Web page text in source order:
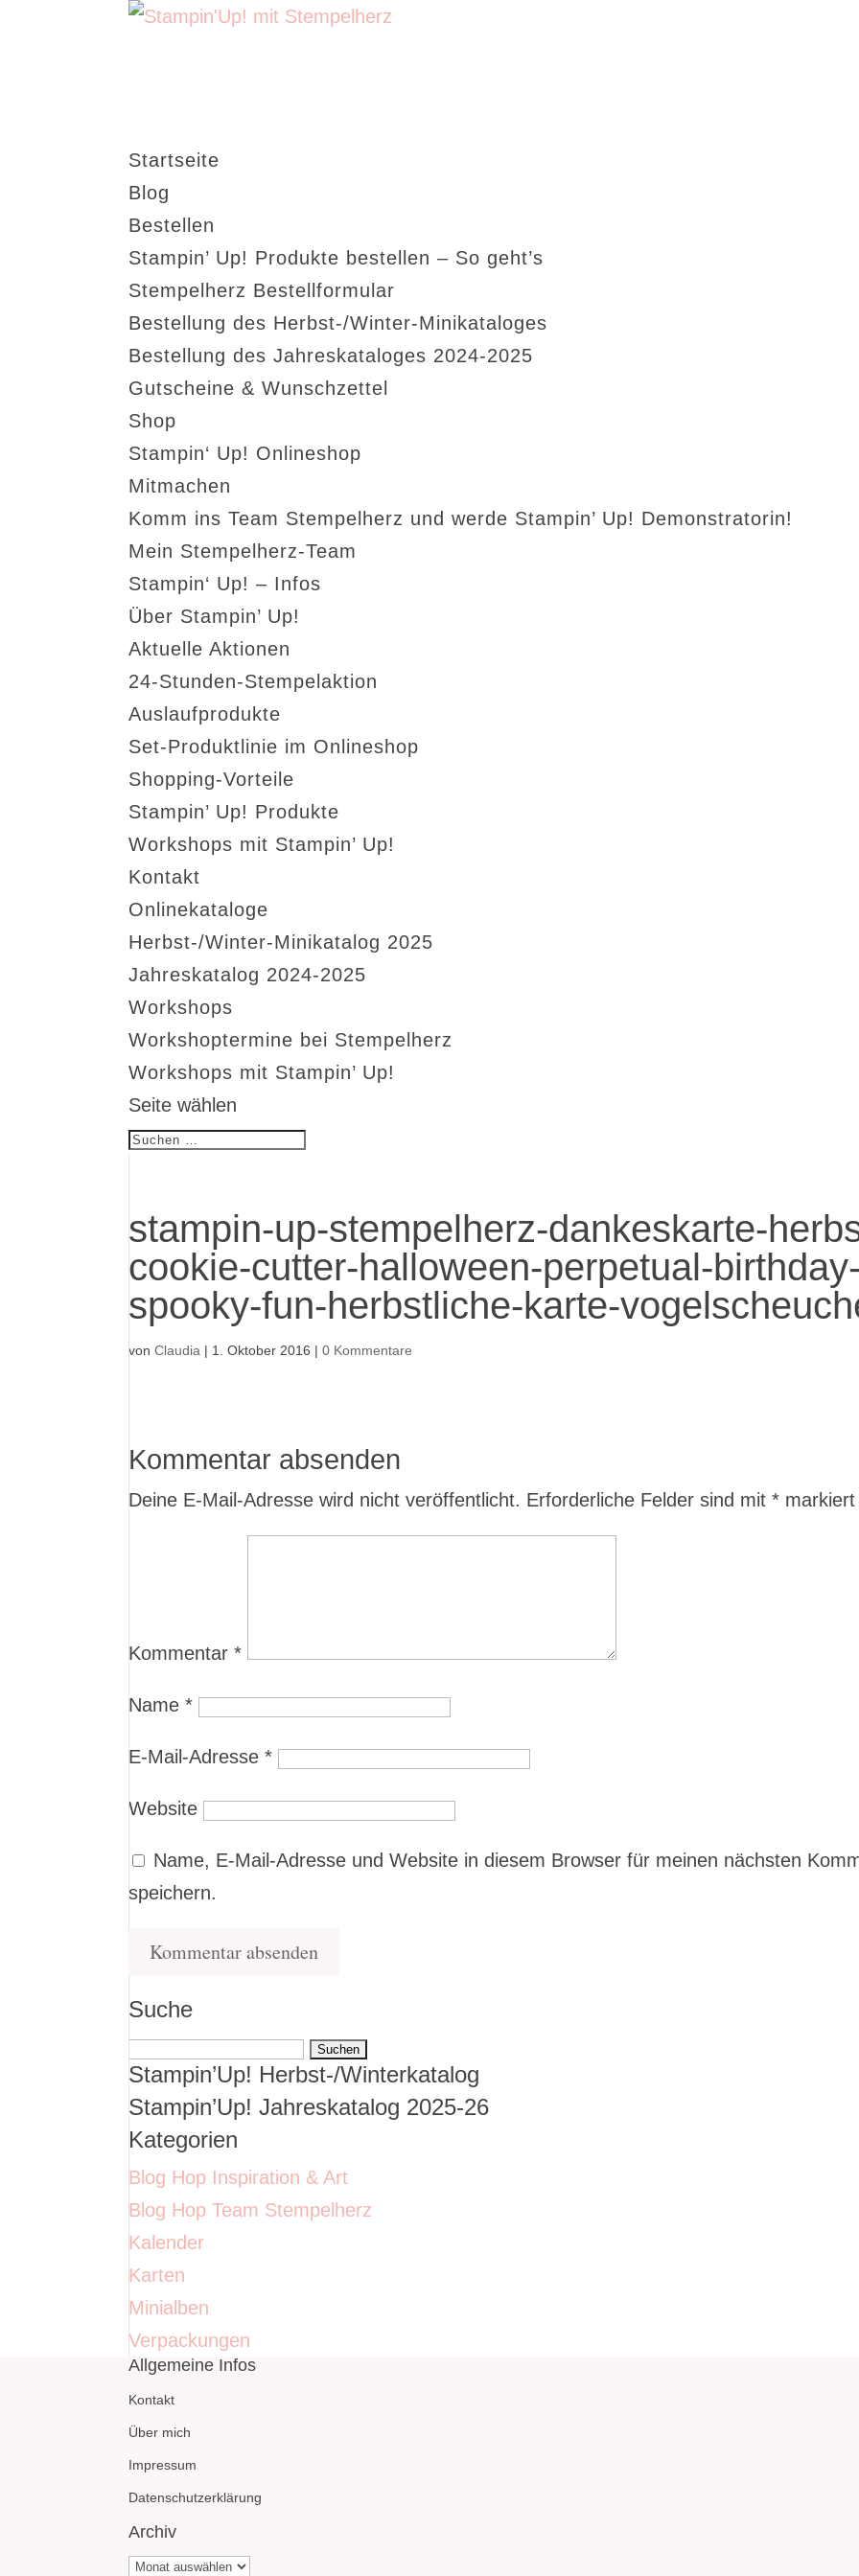
Startseite
Blog
Bestellen
Stampin’ Up! Produkte bestellen – So geht’s
Stempelherz Bestellformular
Bestellung des Herbst-/Winter-Minikataloges
Bestellung des Jahreskataloges 2024-2025
Gutscheine & Wunschzettel
Shop
Stampin‘ Up! Onlineshop
Mitmachen
Komm ins Team Stempelherz und werde Stampin’ Up! Demonstratorin!
Mein Stempelherz-Team
Stampin‘ Up! – Infos
Über Stampin’ Up!
Aktuelle Aktionen
24-Stunden-Stempelaktion
Auslaufprodukte
Set-Produktlinie im Onlineshop
Shopping-Vorteile
Stampin’ Up! Produkte
Workshops mit Stampin’ Up!
Kontakt
Onlinekataloge
Herbst-/Winter-Minikatalog 2025
Jahreskatalog 2024-2025
Workshops
Workshoptermine bei Stempelherz
Workshops mit Stampin’ Up!
Seite wählen
stampin-up-stempelherz-dankeskarte-
cookie-cutter-halloween-perpetual-
spooky-fun-herbstliche-karte-
vonClaudia | 1. Oktober 2016 |0 Kommentare
Kommentar absenden
Deine E-Mail-Adresse wird nicht veröffentlicht. Erforderliche Felder sind mit* markiert
Kommentar*
Name*
E-Mail-Adresse*
Website
Name, E-Mail-Adresse und Website in diesem Browser für meinen nächsten
speichern.
Suche
Suchen
nach:
Stampin’Up! Herbst-/Winterkatalog
Stampin’Up! Jahreskatalog 2025-26
Kategorien
Blog Hop Inspiration & Art
Blog Hop Team Stempelherz
Kalender
Karten
Minialben
Verpackungen
Allgemeine Infos
Kontakt
Über mich
Impressum
Datenschutzerklärung
Archiv
Archiv